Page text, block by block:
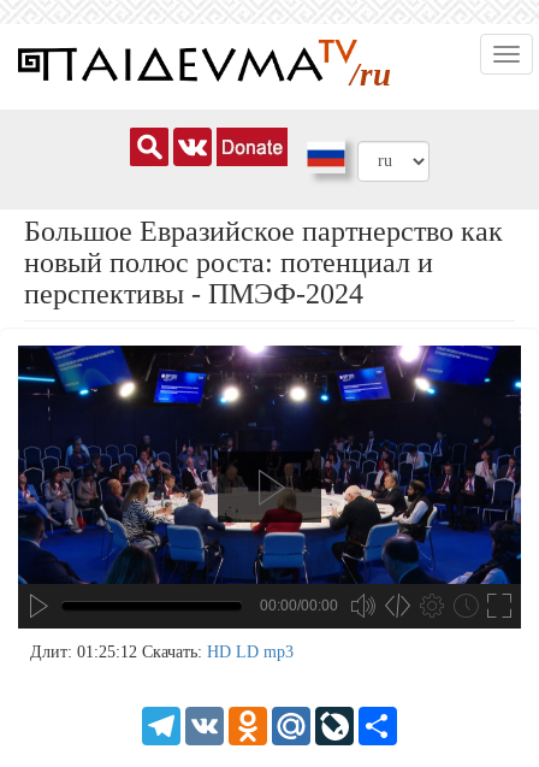
основному
/ru
Большое Евразийское партнерство как
новый полюс роста: потенциал и
перспективы - ПМЭФ-2024
00:00/00:00
Длит: 01:25:12 Скачать: HD LD mp3
TelegramVK Odnoklassniki
Mail.Ru LiveJournal